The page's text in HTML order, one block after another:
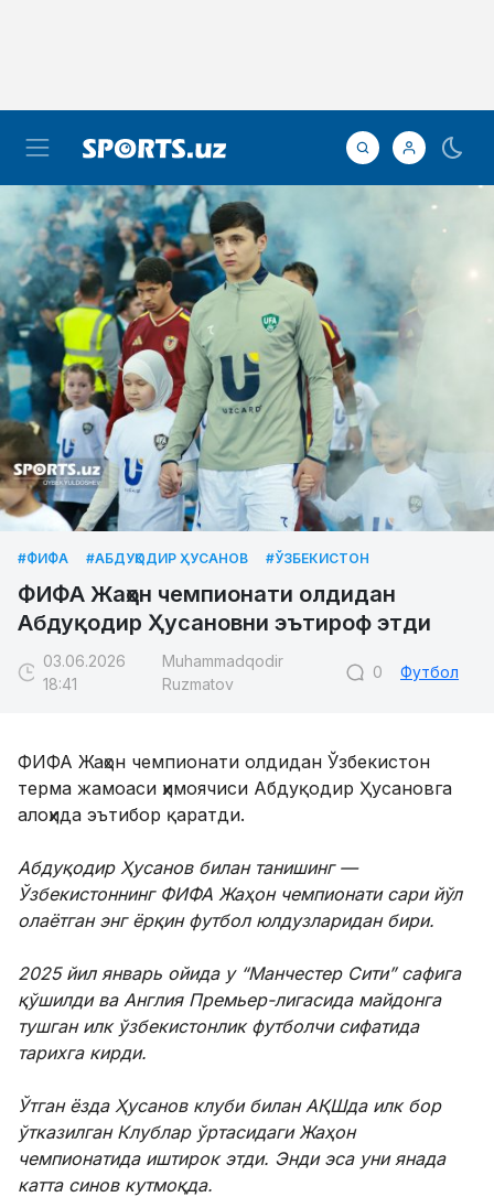
#ФИФА #АБДУҚОДИР ҲУСАНОВ #ЎЗБЕКИСТОН
ФИФА Жаҳон чемпионати олдидан
Абдуқодир Ҳусановни эътироф этди
03.06.2026
18:41
Muhammadqodir
Ruzmatov
0 Футбол
ФИФА Жаҳон чемпионати олдидан Ўзбекистон
терма жамоаси ҳимоячиси Абдуқодир Ҳусановга
алоҳида эътибор қаратди.
Абдуқодир Ҳусанов билан танишинг —
Ўзбекистоннинг ФИФА Жаҳон чемпионати сари йўл
олаётган энг ёрқин футбол юлдузларидан бири.
2025 йил январь ойида у “Манчестер Сити” сафига
қўшилди ва Англия Премьер-лигасида майдонга
тушган илк ўзбекистонлик футболчи сифатида
тарихга кирди.
Ўтган ёзда Ҳусанов клуби билан АҚШда илк бор
ўтказилган Клублар ўртасидаги Жаҳон
чемпионатида иштирок этди. Энди эса уни янада
катта синов кутмоқда.